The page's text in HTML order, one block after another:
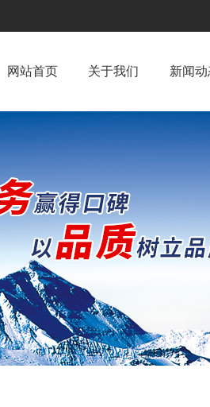
网站首页 关于我们 新闻动